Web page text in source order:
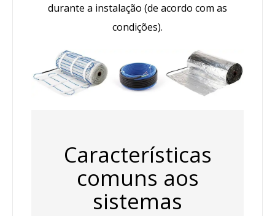
durante a instalação (de acordo com as
condições).
Características
comuns aos
sistemas